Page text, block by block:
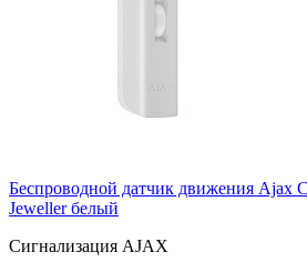
Беспроводной датчик движения Ajax
Jeweller белый
Сигнализация AJAX